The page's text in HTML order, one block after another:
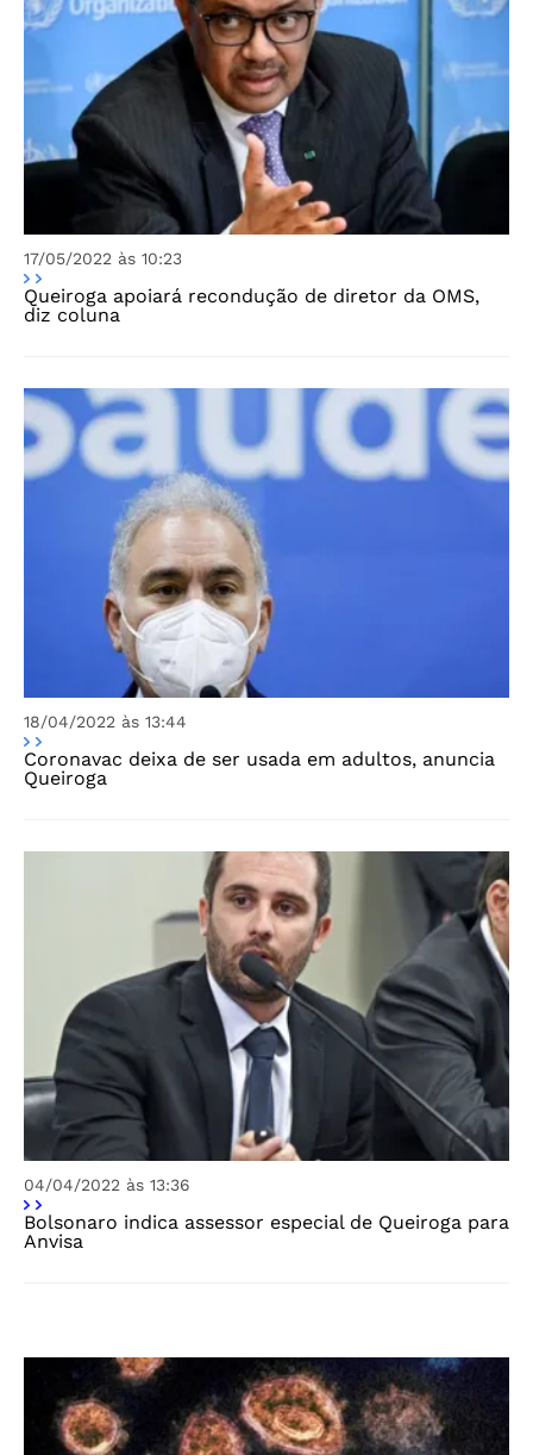
17/05/2022 às 10:23
Queiroga apoiará recondução de diretor da OMS,
diz coluna
18/04/2022 às 13:44
Coronavac deixa de ser usada em adultos, anuncia
Queiroga
04/04/2022 às 13:36
Bolsonaro indica assessor especial de Queiroga para
Anvisa